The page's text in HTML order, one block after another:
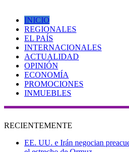
INICIO
REGIONALES
EL PAÍS
INTERNACIONALES
ACTUALIDAD
OPINIÓN
ECONOMÍA
PROMOCIONES
INMUEBLES
RECIENTEMENTE
EE. UU. e Irán negocian